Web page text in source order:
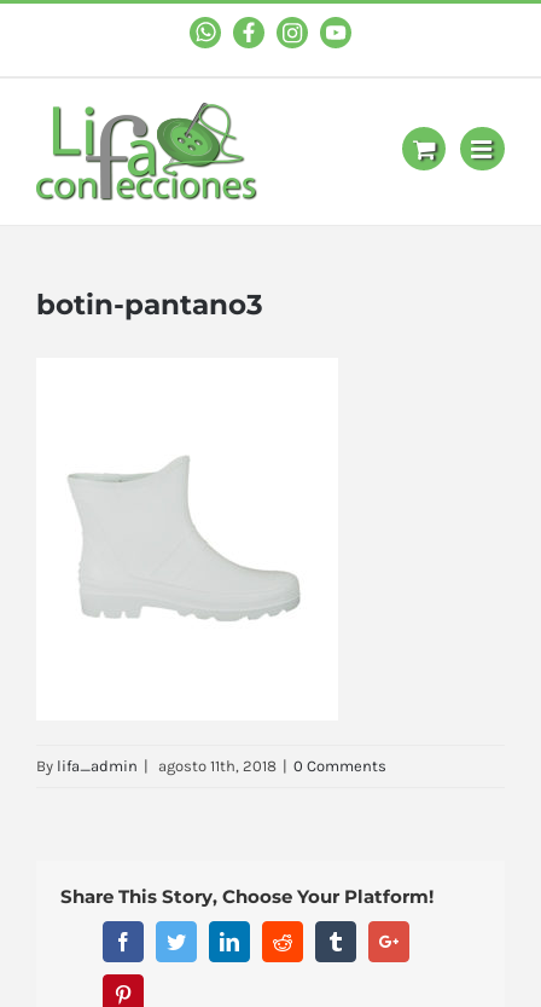
WhastAppFacebookInstagramYouTube
botin-pantano3
By lifa_admin | agosto 11th, 2018 | 0 Comments
Share This Story, Choose Your Platform!
FacebookTwitterLinkedinReddit TumblrGoogle+